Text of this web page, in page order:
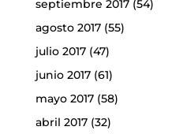
septiembre 2017(54)
agosto 2017(55)
julio 2017(47)
junio 2017(61)
mayo 2017(58)
abril 2017(32)